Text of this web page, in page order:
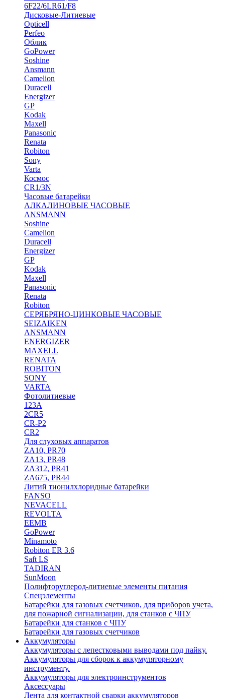
6F22/6LR61/F8
Дисковые-Литиевые
Opticell
Perfeo
Облик
GoPower
Soshine
Ansmann
Camelion
Duracell
Energizer
GP
Kodak
Maxell
Panasonic
Renata
Robiton
Sony
Varta
Космос
CR1/3N
Часовые батарейки
АЛКАЛИНОВЫЕ ЧАСОВЫЕ
ANSMANN
Soshine
Camelion
Duracell
Energizer
GP
Kodak
Maxell
Panasonic
Renata
Robiton
СЕРЯБРЯНО-ЦИНКОВЫЕ ЧАСОВЫЕ
SEIZAIKEN
ANSMANN
ENERGIZER
MAXELL
RENATA
ROBITON
SONY
VARTA
Фотолитиевые
123A
2CR5
CR-P2
CR2
Для слуховых аппаратов
ZA10, PR70
ZA13, PR48
ZA312, PR41
ZA675, PR44
Литий тионилхлоридные батарейки
FANSO
NEVACELL
REVOLTA
EEMB
GoPower
Minamoto
Robiton ER 3.6
Saft LS
TADIRAN
SunMoon
Полифторуглерод-литиевые элементы питания
Спецэлементы
Батарейки для газовых счетчиков, для приборов учета,
для пожарной сигнализации, для станков с ЧПУ
Батарейки для станков с ЧПУ
Батарейки для газовых счетчиков
Аккумуляторы
Аккумуляторы с лепестковыми выводами под пайку.
Аккумуляторы для сборок к аккумуляторному
инструменту.
Аккумуляторы для электроинструментов
Аксессуары
Лента для контактной сварки аккумуляторов